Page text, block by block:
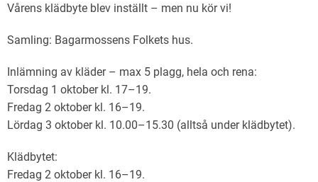
Vårens klädbyte blev inställt – men nu kör vi!
Samling: Bagarmossens Folkets hus.
Inlämning av kläder – max 5 plagg, hela och rena:
Torsdag 1 oktober kl. 17–19.
Fredag 2 oktober kl. 16–19.
Lördag 3 oktober kl. 10.00–15.30 (alltså under klädbytet).
Klädbytet:
Fredag 2 oktober kl. 16–19.